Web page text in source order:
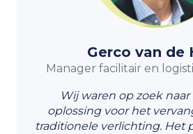
Gerco van de
Manager facilitair en
Wij waren op zoek
oplossing voor het
traditionele verlichting. Het